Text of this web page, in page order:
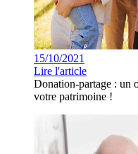
15/10/2021
Lire l'article
Donation-partage : un
votre patrimoine !